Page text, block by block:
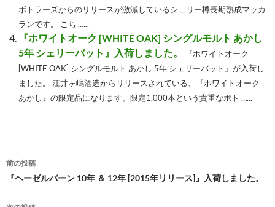
ボトラーズからのリリースが激減しているシェリー樽長期熟成マッカ
ランです。 こち …...
『ホワイトオーク [WHITE OAK] シングルモルト あかし
5年 シェリーバット』入荷しました。
『ホワイトオーク
[WHITE OAK] シングルモルト あかし 5年 シェリーバット』が入荷し
ました。 江井ヶ嶋酒造からリリースされている、『ホワイトオーク
あかし』の限定品になります。限定1,000本という貴重なボト …...
投
稿
ナ
前の投稿
『ヘーゼルバーン 10年 ＆ 12年 [2015年リリース]』入荷しました。